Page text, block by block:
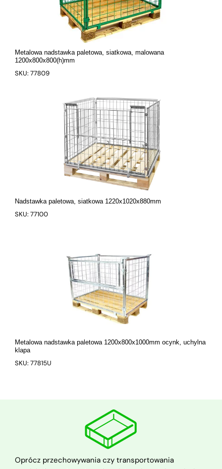
Metalowa nadstawka paletowa, siatkowa, malowana
1200x800x800(h)mm
SKU: 77809
Nadstawka paletowa, siatkowa 1220x1020x880mm
SKU: 77100
Metalowa nadstawka paletowa 1200x800x1000mm ocynk, uchylna
klapa
SKU: 77815U
Oprócz przechowywania czy transportowania